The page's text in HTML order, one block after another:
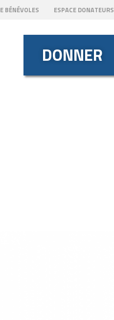
BÉNÉVOLES ESPACE DONATEURS
DONNER